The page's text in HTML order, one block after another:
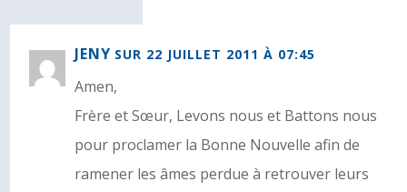
JENY SUR 22 JUILLET 2011 À 07:45
Amen,
Frère et Sœur, Levons nous et Battons nous
pour proclamer la Bonne Nouvelle afin de
ramener les âmes perdue à retrouver leurs